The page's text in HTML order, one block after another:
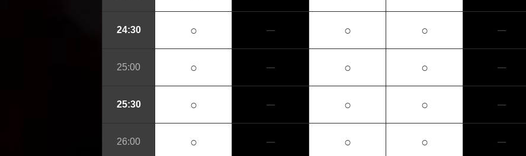
24:30 ○ ─ ○ ○ ─
25:00 ○ ─ ○ ○ ─
25:30 ○ ─ ○ ○ ─
26:00 ○ ─ ○ ○ ─